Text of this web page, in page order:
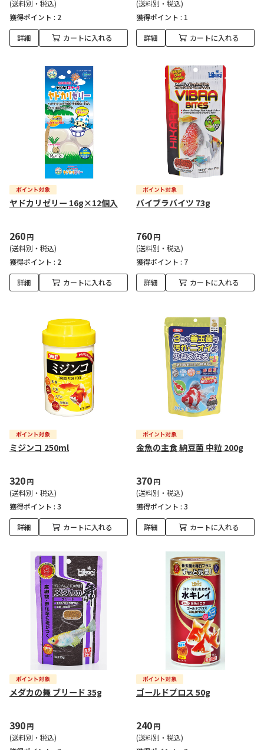
(送料別・税込)
獲得ポイント : 2
詳細 カートに入れる
(送料別・税込)
獲得ポイント : 1
詳細 カートに入れる
ヤドカリゼリー 16g×12個入
260円
(送料別・税込)
獲得ポイント : 2
詳細 カートに入れる
バイブラバイツ 73g
760円
(送料別・税込)
獲得ポイント : 7
詳細 カートに入れる
ミジンコ 250ml
320円
(送料別・税込)
獲得ポイント : 3
詳細 カートに入れる
金魚の主食 納豆菌 中粒 200g
370円
(送料別・税込)
獲得ポイント : 3
詳細 カートに入れる
メダカの舞 ブリード 35g
390円
(送料別・税込)
ゴールドプロス 50g
240円
(送料別・税込)